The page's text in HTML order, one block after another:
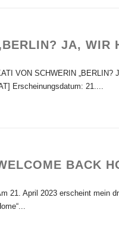
JA, WIR
VON SCHWERIN „BERLIN?
Erscheinungsdatum: 21....
BACK
21. April 2023 erscheint mein